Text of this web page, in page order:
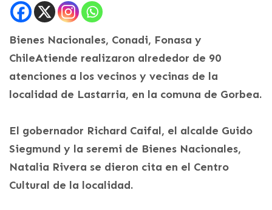
Bienes Nacionales, Conadi, Fonasa y
ChileAtiende realizaron alrededor de 90
atenciones a los vecinos y vecinas de la
localidad de Lastarria, en la comuna de Gorbea.
El gobernador Richard Caifal, el alcalde Guido
Siegmund y la seremi de Bienes Nacionales,
Natalia Rivera se dieron cita en el Centro
Cultural de la localidad.